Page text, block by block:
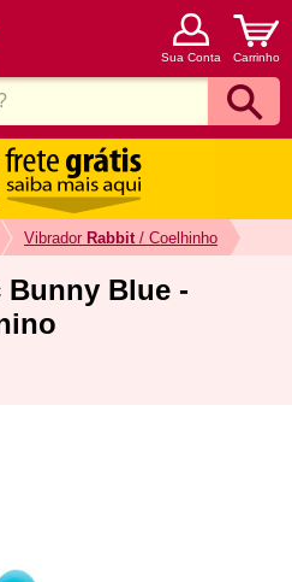
Sua Conta Carrinho
Vibrador Rabbit/ Coelhinho
Blue -